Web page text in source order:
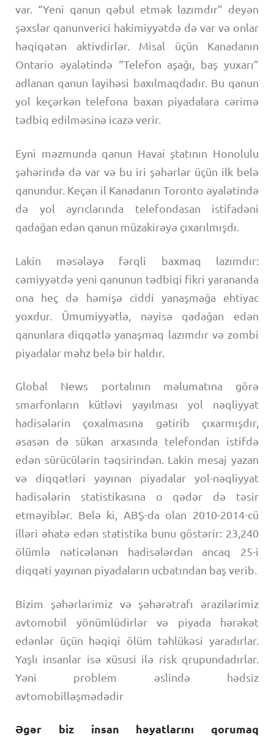
var. “Yeni qanun qəbul etmək lazımdır” deyən
şəxslər qanunverici hakimiyyətdə də var və onlar
həqiqətən aktivdirlər. Misal üçün Kanadanın
Ontario əyalətində “Telefon aşağı, baş yuxarı”
adlanan qanun layihəsi baxılmaqdadır. Bu qanun
yol keçərkən telefona baxan piyadalara cərimə
tədbiq edilməsinə icazə verir.
Eyni məzmunda qanun Havai ştatının Honolulu
şəhərində də var və bu iri şəhərlər üçün ilk belə
qanundur. Keçən il Kanadanın Toronto əyalətində
də yol ayrıclarında telefondasan istifadəni
qadağan edən qanun müzakirəyə çıxarılmışdı.
Lakin məsələyə fərqli baxmaq lazımdır:
cəmiyyətdə yeni qanunun tədbiqi fikri yarananda
ona heç də həmişə ciddi yanaşmağa ehtiyac
yoxdur. Ümumiyyətlə, nəyisə qadağan edən
qanunlara diqqətlə yanaşmaq lazımdır və zombi
piyadalar məhz belə bir haldır.
Global News portalının məlumatına görə
smarfonların kütləvi yayılması yol nəqliyyat
hadisələrin çoxalmasına gətirib çıxarmışdır,
əsasən də sükan arxasında telefondan istifdə
edən sürücülərin təqsirindən. Lakin mesaj yazan
və diqqətləri yayınan piyadalar yol-nəqliyyat
hadisələrin statistikasına o qədər də təsir
etməyiblər. Belə ki, ABŞ-da olan 2010-2014-cü
illəri əhatə edən statistika bunu göstərir: 23,240
ölümlə nəticələnən hadisələrdən ancaq 25-i
diqqəti yayınan piyadaların ucbatından baş verib.
Bizim şəhərlərimiz və şəhərətrafı ərazilərimiz
avtomobil yönümlüdirlər və piyada hərəkət
edənlər üçün həqiqi ölüm təhlükəsi yaradırlar.
Yaşlı insanlar isə xüsusi ilə risk qrupundadırlar.
Yəni problem əslində hədsiz
avtomobilləşmədədir
Əgər biz insan həyatlarını qorumaq